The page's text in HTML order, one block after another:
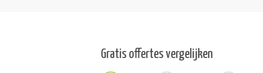
Gratis offertes vergelijken